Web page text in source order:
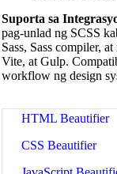
🔗Related Tools
📝 Code Formatters
HTML Beautifier
CSS Beautifier
Suporta sa
pag-unlad ng SCSS
Sass, Sass compiler,
Vite, at Gulp.
workflow ng design